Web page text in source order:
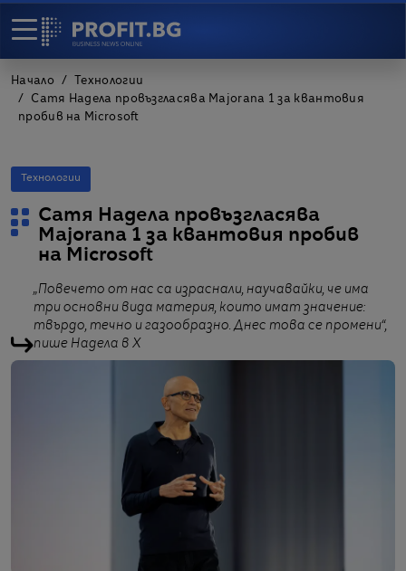
Начало
Технологии
Сатя Надела провъзгласява Majorana 1 за квантовия
пробив на Microsoft
Технологии
Сатя Надела провъзгласява
Majorana 1 за квантовия пробив
на Microsoft
„Повечето от нас са израснали, научавайки, че има
три основни вида материя, които имат значение:
твърдо, течно и газообразно. Днес това се промени“,
пише Надела в X